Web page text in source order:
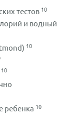
тестов 10
и водный
10
10
ребенка 10